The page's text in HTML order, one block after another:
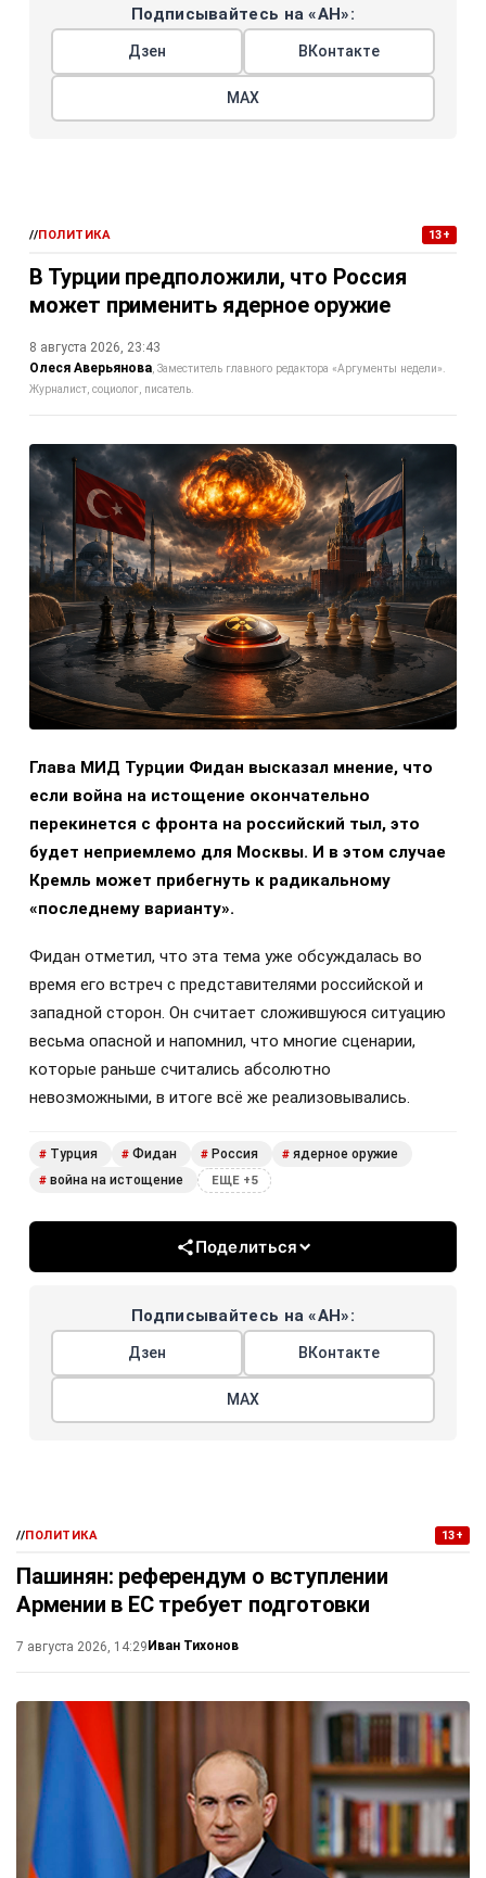
Подписывайтесь на «АН»:
Дзен ВКонтакте
МАХ
//ПОЛИТИКА 13+
В Турции предположили, что Россия
может применить ядерное оружие
8 августа 2026, 23:43
Олеся Аверьянова Заместитель главного редактора «Аргументы недели».
Журналист, социолог, писатель.
Глава МИД Турции Фидан высказал мнение, что
если война на истощение окончательно
перекинется с фронта на российский тыл, это
будет неприемлемо для Москвы. И в этом случае
Кремль может прибегнуть к радикальному
«последнему варианту».
Фидан отметил, что эта тема уже обсуждалась во
время его встреч с представителями российской и
западной сторон. Он считает сложившуюся ситуацию
весьма опасной и напомнил, что многие сценарии,
которые раньше считались абсолютно
невозможными, в итоге всё же реализовывались.
# Турция # Фидан # Россия # ядерное оружие
# война на истощение ЕЩЕ +5
Поделиться
Подписывайтесь на «АН»:
Дзен ВКонтакте
МАХ
//ПОЛИТИКА 13+
Пашинян: референдум о вступлении
Армении в ЕС требует подготовки
7 августа 2026, 14:29 Иван Тихонов